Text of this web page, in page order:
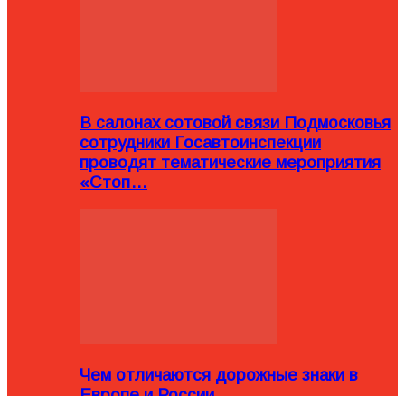
В салонах сотовой связи Подмосковья
сотрудники Госавтоинспекции
проводят тематические мероприятия
«Стоп…
Чем отличаются дорожные знаки в